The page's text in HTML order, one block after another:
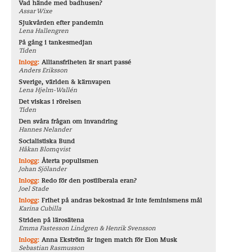
Vad hände med badhusen?
Assar Wixe
Sjukvården efter pandemin
Lena Hallengren
På gång i tankesmedjan
Tiden
Inlogg:Alliansfriheten är snart passé
Anders Eriksson
Sverige, världen & kärnvapen
Lena Hjelm-Wallén
Det viskas i rörelsen
Tiden
Den svåra frågan om invandring
Hannes Nelander
Socialistiska Bund
Håkan Blomqvist
Inlogg:Återta populismen
Johan Sjölander
Inlogg:Redo för den postliberala eran?
Joel Stade
Inlogg:Frihet på andras bekostnad är inte feminismens mål
Karina Cubilla
Striden på lärosätena
Emma Fastesson Lindgren & Henrik Svensson
Inlogg:Anna Ekström är ingen match för Elon Musk
Sebastian Rasmusson